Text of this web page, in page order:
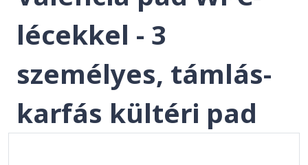
lécekkel - 3
személyes, támlás-
karfás kültéri pad